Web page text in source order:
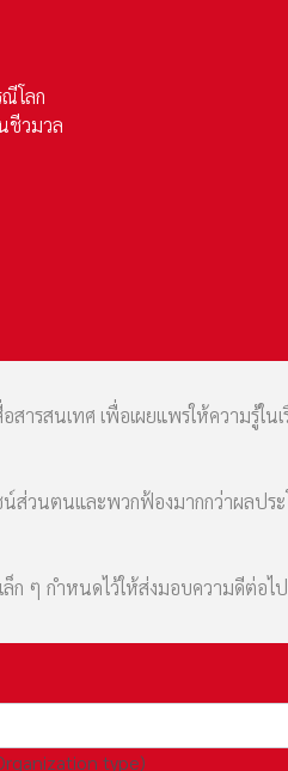
ณีโลก
ชีวมวล
รสนเทศ เพื่อเผยแพร่ให้ความรู้ใ
ส่วนตนและพวกฟ้องมากกว่าผล
ก ๆ กำหนดไว้ให้ส่งมอบความดีต่
type)